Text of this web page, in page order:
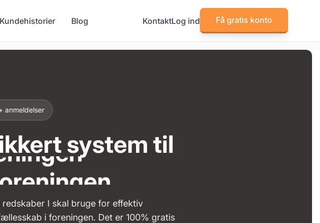
Kundehistorier Blog KontaktLog ind Få gratis konto
anmeldelser
system til
I skal bruge for effektiv
i foreningen. Det er 100% gratis